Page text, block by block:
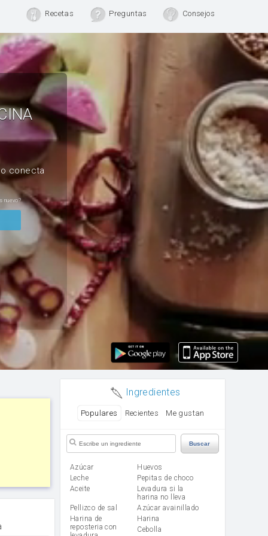
Recetas Preguntas Consejos
conecta
nuevo?
Ingredientes
Populares Recientes Me gustan
Buscar
Azúcar
huevos
leche
Pepitas de choco
aceite
Levadura si la
harina no lleva
Pellizco de sal
Azúcar avainillado
Harina de
reposteria con
harina
cebolla